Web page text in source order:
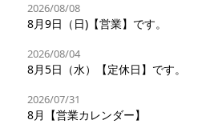
2026/08/08
8月9日（日)【営業】です。
2026/08/04
8月5日（水）【定休日】です。
2026/07/31
8月【営業カレンダー】